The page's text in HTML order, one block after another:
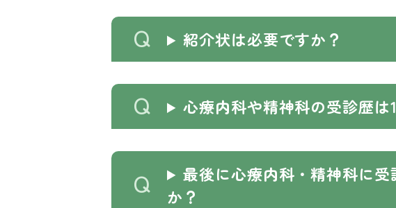
紹介状は必要ですか？
心療内科や精神科の受診歴
最後に心療内科・精神科に
か？